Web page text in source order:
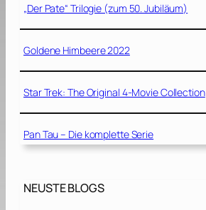
„Der Pate“ Trilogie (zum 50. Jubiläum)
Goldene Himbeere 2022
Star Trek: The Original 4-Movie Collection
Pan Tau – Die komplette Serie
NEUSTE BLOGS